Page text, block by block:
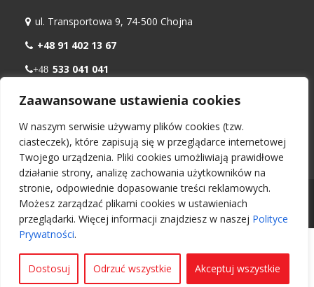
Zaawansowane ustawienia cookies
W naszym serwisie używamy plików cookies (tzw.
ciasteczek), które zapisują się w przeglądarce internetowej
Twojego urządzenia. Pliki cookies umożliwiają prawidłowe
działanie strony, analizę zachowania użytkowników na
stronie, odpowiednie dopasowanie treści reklamowych.
Możesz zarządzać plikami cookies w ustawieniach
przeglądarki. Więcej informacji znajdziesz w naszej Polityce
Prywatności.
Dostosuj Odrzuć wszystkie Akceptuj wszystkie
ul. Transportowa 9, 74-500 Chojna
+48 91 402 13 67
+48 533 041 041
Pn – Pt: 08:00 – 16:00
Wszelkie prawa zastrzeżone 2026 -Nawiewnikokienny.pl
Projekt i wykonanie:
UI Ozga Daniel